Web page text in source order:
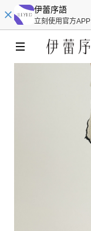
伊蕾序語
立刻使用官方APP